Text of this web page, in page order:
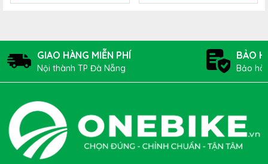
GIAO HÀNG MIỄN PHÍ
Nội thành TP Đà Nẵng
BẢO
Bảo